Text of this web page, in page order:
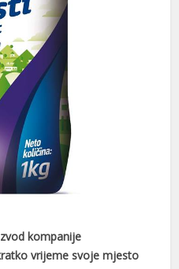
kompanije
vrijeme svoje mjesto